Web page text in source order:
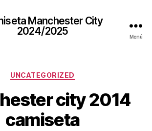
Manchester City
2024/2025
Menú
Categorías
UNCATEGORIZED
city 2014
camiseta